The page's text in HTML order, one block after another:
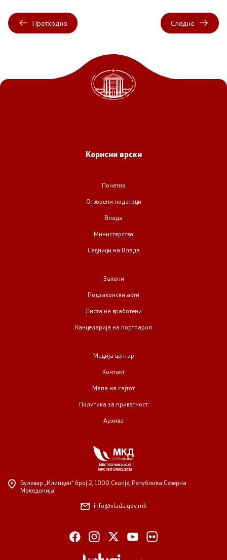
Претходно Следно
Корисни врски
Почетна
Отворени податоци
Влада
Министерства
Седници на Влада
Закони
Подзаконски акти
Листа на вработени
Канцеларија на портпарол
Медија центар
Контакт
Мапа на сајтот
Политика за приватност
Архива
Булевар „Илинден“ број 2, 1000 Скопје, Република Северна
Македонија
info@vlada.gov.mk